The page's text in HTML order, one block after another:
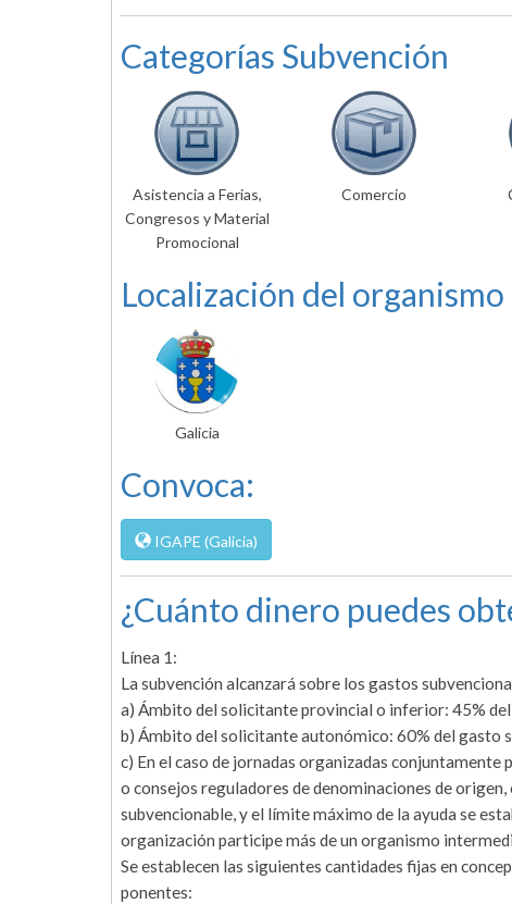
Categorías Subvención
Asistencia a Ferias,
Congresos y Material
Promocional
Comercio
Localización del
Galicia
Convoca:
IGAPE (Galicia)
¿Cuánto dinero puedes
Línea 1:
La subvención alcanzará sobre los gastos
a) Ámbito del solicitante provincial o inferior: 45%
b) Ámbito del solicitante autonómico: 60% del gasto
c) En el caso de jornadas organizadas
o consejos reguladores de denominaciones de
subvencionable, y el límite máximo de la ayuda se
organización participe más de un organismo
Se establecen las siguientes cantidades fijas en
ponentes: